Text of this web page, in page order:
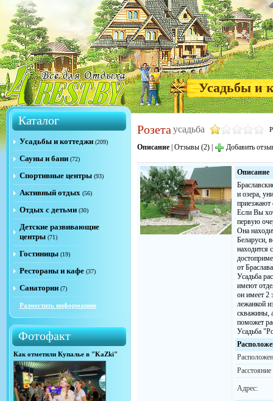
Усадьбы и
Каталог
Усадьбы и коттеджи (209)
Сауны и бани (72)
Спортивные центры (93)
Активный отдых (56)
Отдых с детьми (30)
Детские развивающие
центры (71)
Гостиницы (19)
Рестораны и кафе (37)
Санатории (7)
Разместить информацию
Фотофакт
Как отметили Купалье в "KaZki"
Розета усадьба
Описание Отзывы (2) Добавить
Описание
и озера,
приезжают
Если Вы
первую
Она
Беларуси,
находится
от
Усадьба
имеют
он имеет 2
лежанкой
скважины,
поможет
Усадьба
Адрес: